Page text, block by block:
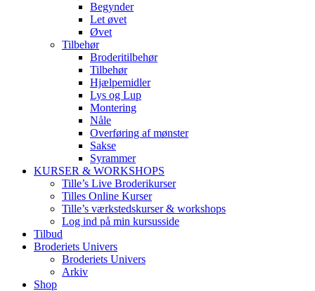
Begynder
Let øvet
Øvet
Tilbehør
Broderitilbehør
Tilbehør
Hjælpemidler
Lys og Lup
Montering
Nåle
Overføring af mønster
Sakse
Syrammer
KURSER & WORKSHOPS
Tille’s Live Broderikurser
Tilles Online Kurser
Tille’s værkstedskurser & workshops
Log ind på min kursusside
Tilbud
Broderiets Univers
Broderiets Univers
Arkiv
Shop